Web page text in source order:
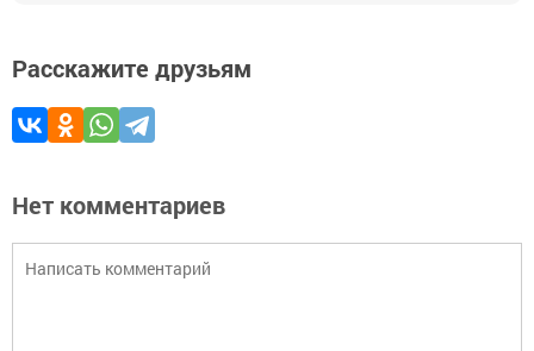
Расскажите друзьям
Нет комментариев